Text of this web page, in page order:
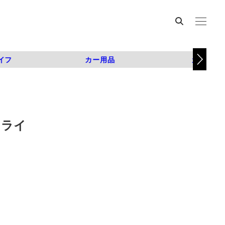
フ カー用品 カスタム
イ